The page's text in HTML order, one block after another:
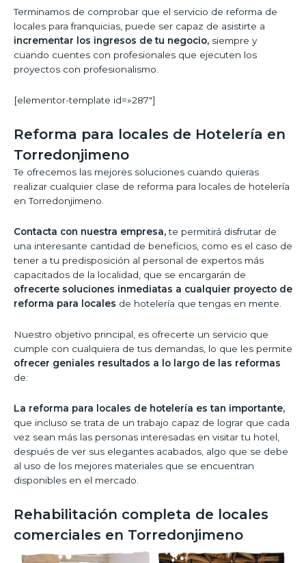
Terminamos de comprobar que el servicio de reforma de
locales para franquicias, puede ser capaz de asistirte a
incrementar los ingresos de tu negocio, siempre y
cuando cuentes con profesionales que ejecuten los
proyectos con profesionalismo.
[elementor-template id=»287″]
Reforma para locales de Hotelería en
Torredonjimeno
Te ofrecemos las mejores soluciones cuando quieras
realizar cualquier clase de reforma para locales de hotelería
en Torredonjimeno.
Contacta con nuestra empresa,te permitirá disfrutar de
una interesante cantidad de beneficios, como es el caso de
tener a tu predisposición al personal de expertos más
capacitados de la localidad, que se encargarán de
ofrecerte soluciones inmediatas a cualquier proyecto de
reforma para locales de hotelería que tengas en mente.
Nuestro objetivo principal, es ofrecerte un servicio que
cumple con cualquiera de tus demandas, lo que les permite
ofrecer geniales resultados a lo largo de las reformas
de:
La reforma para locales de hotelería es tan importante,
que incluso se trata de un trabajo capaz de lograr que cada
vez sean más las personas interesadas en visitar tu hotel,
después de ver sus elegantes acabados, algo que se debe
al uso de los mejores materiales que se encuentran
disponibles en el mercado.
Rehabilitación completa de locales
comerciales en Torredonjimeno